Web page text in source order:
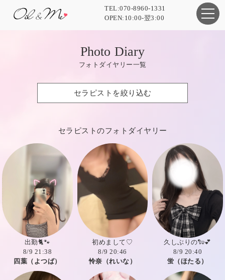
TEL:070-8960-1331
OPEN:10:00-翌3:00
Photo Diary
フォトダイヤリー一覧
セラピストを絞り込む
セラピストのフォトダイヤリー
出勤🐈🐾
8/9 21:38
四葉（よつば）
初めまして♡
8/9 20:46
怜奈（れいな）
久しぶりの🐑💕
8/9 20:40
蛍（ほたる）